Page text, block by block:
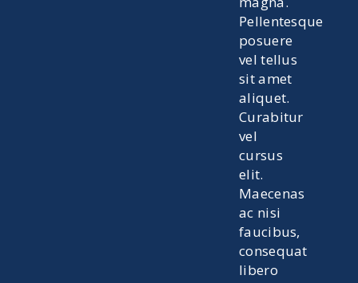
Pellentesque
posuere
vel tellus
sit amet
aliquet.
Curabitur
vel
cursus
elit.
Maecenas
ac nisi
faucibus,
consequat
libero